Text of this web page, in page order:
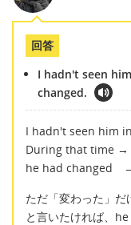
回答
I hadn't seen
changed.
I hadn't seen him
During that time
he had changed
ただ「変わった」だ
と言いたければ、